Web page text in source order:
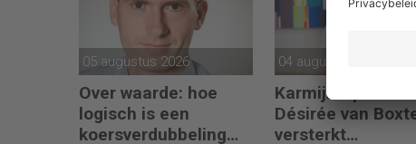
05 augustus 2026
Over waarde: hoe
logisch is een
koersverdubbeling
04 augustus 2026
Karmijn-oprichter
Désirée van
versterkt